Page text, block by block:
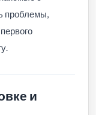
проблемы,
и